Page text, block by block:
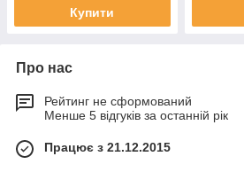
Купити
Про нас
Рейтинг не сформований
Менше 5 відгуків за останній рік
Працює з 21.12.2015